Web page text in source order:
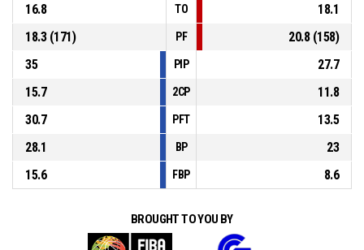
16.8
TO
18.1
18.3 (171)
PF
20.8 (158)
35
PIP
27.7
15.7
2CP
11.8
30.7
PFT
13.5
28.1
BP
23
15.6
FBP 8.6
BROUGHT TO YOU BY